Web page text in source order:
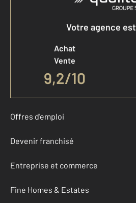
Votre agence
Achat
Vente
9,2/10
Offres d'emploi
Devenir franchisé
Entreprise et commerce
Fine Homes & Estates